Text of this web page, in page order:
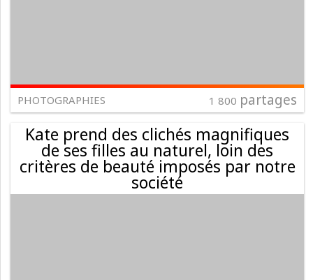
PHOTOGRAPHIES 1 800 partages
Kate prend des clichés magnifiques
de ses filles au naturel, loin des
critères de beauté imposés par notre
société